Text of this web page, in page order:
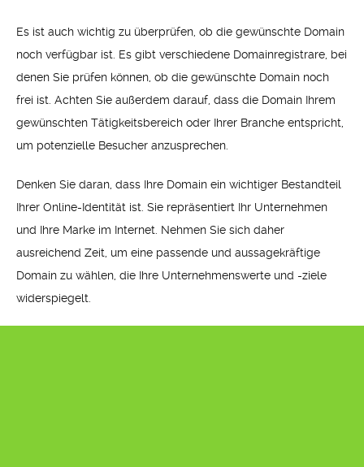
Es ist auch wichtig zu überprüfen, ob die gewünschte Domain
noch verfügbar ist. Es gibt verschiedene Domainregistrare, bei
denen Sie prüfen können, ob die gewünschte Domain noch
frei ist. Achten Sie außerdem darauf, dass die Domain Ihrem
gewünschten Tätigkeitsbereich oder Ihrer Branche entspricht,
um potenzielle Besucher anzusprechen.
Denken Sie daran, dass Ihre Domain ein wichtiger Bestandteil
Ihrer Online-Identität ist. Sie repräsentiert Ihr Unternehmen
und Ihre Marke im Internet. Nehmen Sie sich daher
ausreichend Zeit, um eine passende und aussagekräftige
Domain zu wählen, die Ihre Unternehmenswerte und -ziele
widerspiegelt.